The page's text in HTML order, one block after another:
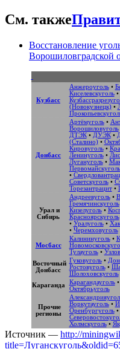
См. также
Восстановление
Ворошиловградской
Кузбасс
Анжероуголь•
Киселевскуголь•
(Новокузнецк)•
Донбасс
Артёмуголь•
Ворошиловуголь
ДТЭК• ДУЭК•
(Сталино)•
Кировуголь•
Ленинуголь•
Лугануголь•
Первомайскуголь
•
Советскуголь•
Торезантрацит•
Урал и
Сибирь
Андреевуголь•
Гремячинскуголь
Кизелуголь•
Красноярскуголь
• Уралуголь•
• Черемховуголь
Мосбасс
Калининуголь•
Тулауголь•
Восточный
Донбасс
Гуковуголь•
Ростовуголь•
Шолоховскуголь
Караганда
Карагандауголь•
Октябрьуголь
Прочие
регионы
Воркутауголь•
Оренбургуголь•
Холмскуголь•
Источник — http://